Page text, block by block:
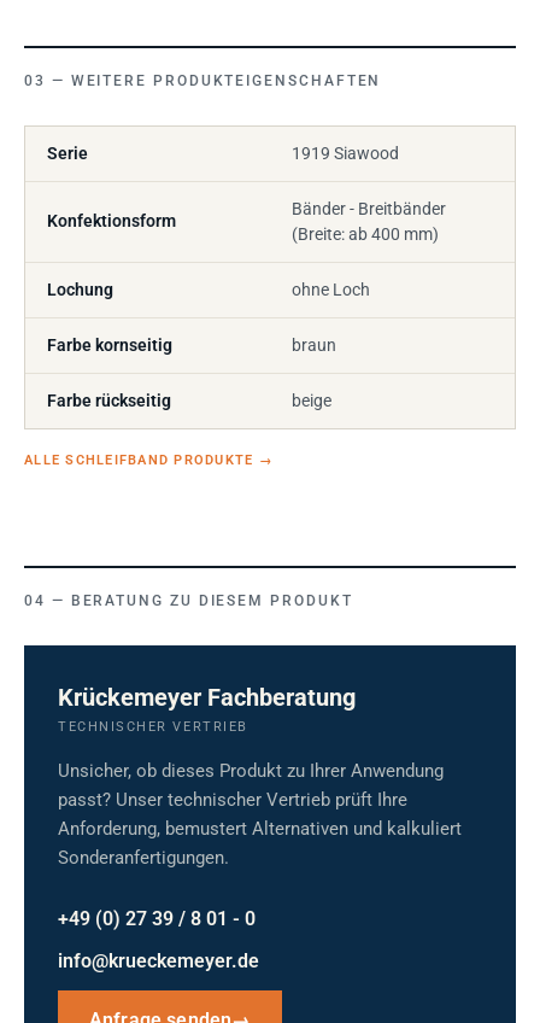
WEITERE PRODUKTEIGENSCHAFTEN
Serie 1919 Siawood
Konfektionsform
Bänder - Breitbänder
(Breite: ab 400 mm)
Lochung ohne Loch
Farbe kornseitig braun
Farbe rückseitig beige
ALLE SCHLEIFBAND PRODUKTE →
BERATUNG ZU DIESEM PRODUKT
Krückemeyer Fachberatung
TECHNISCHER VERTRIEB
Unsicher, ob dieses Produkt zu Ihrer Anwendung
passt? Unser technischer Vertrieb prüft Ihre
Anforderung, bemustert Alternativen und kalkuliert
Sonderanfertigungen.
+49 (0) 27 39 / 8 01 - 0
info@krueckemeyer.de